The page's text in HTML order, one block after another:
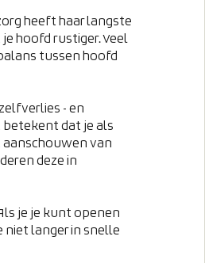
heeft haar langste
hoofd rustiger. Veel
tussen hoofd
- en
betekent dat je als
van
deze in
je je kunt openen
niet langer in snelle